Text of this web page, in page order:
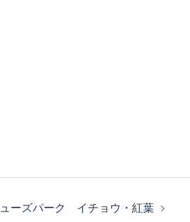
ーズパーク イチョウ・紅葉